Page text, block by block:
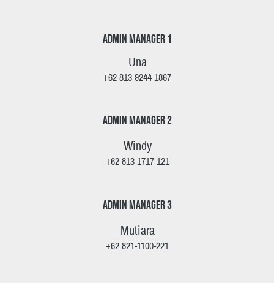
Admin Manager 1
Una
+62 813-9244-1867
Admin Manager 2
Windy
+62 813-1717-121
Admin Manager 3
Mutiara
+62 821-1100-221